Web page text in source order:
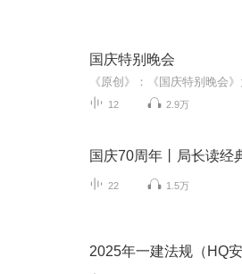
国庆特别晚会
12 2.9万
国庆70周年丨局长读经
22 1.5万
2025年一建法规（HQ安